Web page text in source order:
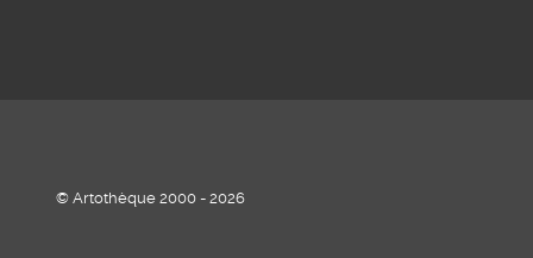
© Artothèque 2000 - 2026